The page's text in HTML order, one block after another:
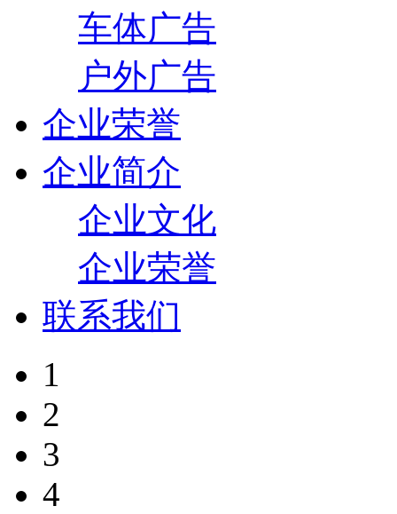
车体广告
户外广告
企业荣誉
企业简介
企业文化
企业荣誉
联系我们
1
2
3
4